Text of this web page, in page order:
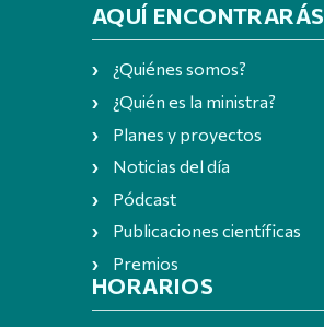
AQUÍ ENCONTRARÁS
¿Quiénes somos?
¿Quién es la ministra?
Planes y proyectos
Noticias del día
Pódcast
Publicaciones científicas
Premios
HORARIOS